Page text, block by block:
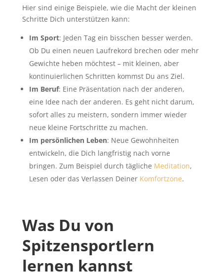
Hier sind einige Beispiele, wie die Macht der kleinen
Schritte Dich unterstützen kann:
Im Sport: Jeden Tag ein bisschen besser werden.
Ob Du einen neuen Laufrekord brechen oder mehr
Gewichte heben möchtest – mit kleinen, aber
kontinuierlichen Schritten kommst Du ans Ziel.
Im Beruf: Eine Präsentation nach der anderen,
eine Idee nach der anderen. Es geht nicht darum,
sofort alles zu meistern, sondern immer wieder
neue kleine Fortschritte zu machen.
Im persönlichen Leben: Neue Gewohnheiten
entwickeln, die Dich langfristig nach vorne
bringen. Zum Beispiel durch tägliche Meditation,
Lesen oder das Verlassen Deiner Komfortzone.
Was Du von
Spitzensportlern
lernen kannst